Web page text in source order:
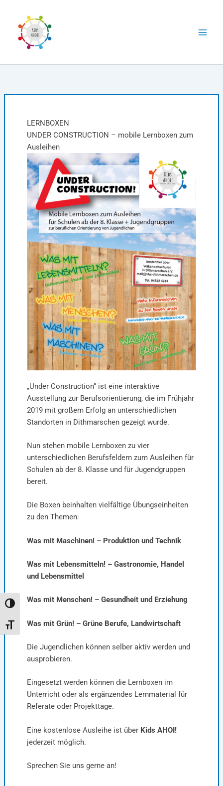
Umschalten auf hohe Kontraste
Schrift vergrößern
springen
LERNBOXEN
UNDER CONSTRUCTION – mobile Lernboxen zum
Ausleihen
„Under Construction“ ist eine interaktive
Ausstellung zur Berufsorientierung, die im Frühjahr
2019 mit großem Erfolg an unterschiedlichen
Standorten in Dithmarschen gezeigt wurde.
Nun stehen mobile Lernboxen zu vier
unterschiedlichen Berufsfeldern zum Ausleihen für
Schulen ab der 8. Klasse und für Jugendgruppen
bereit.
Die Boxen beinhalten vielfältige Übungseinheiten
zu den Themen:
Was mit Maschinen! – Produktion und Technik
Was mit Lebensmitteln! – Gastronomie, Handel
und Lebensmittel
Was mit Menschen! – Gesundheit und Erziehung
Was mit Grün! – Grüne Berufe, Landwirtschaft
Die Jugendlichen können selber aktiv werden und
ausprobieren.
Eingesetzt werden können die Lernboxen im
Unterricht oder als ergänzendes Lernmaterial für
Referate oder Projekttage.
Eine kostenlose Ausleihe ist über Kids AHOI!
jederzeit möglich.
Sprechen Sie uns gerne an!